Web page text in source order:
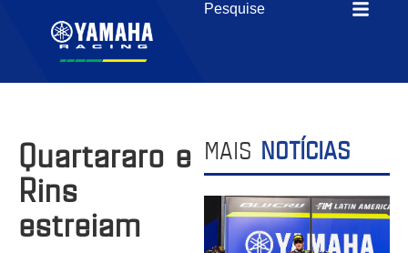
Quartararo e
Rins
estreiam
MAIS NOTÍCIAS